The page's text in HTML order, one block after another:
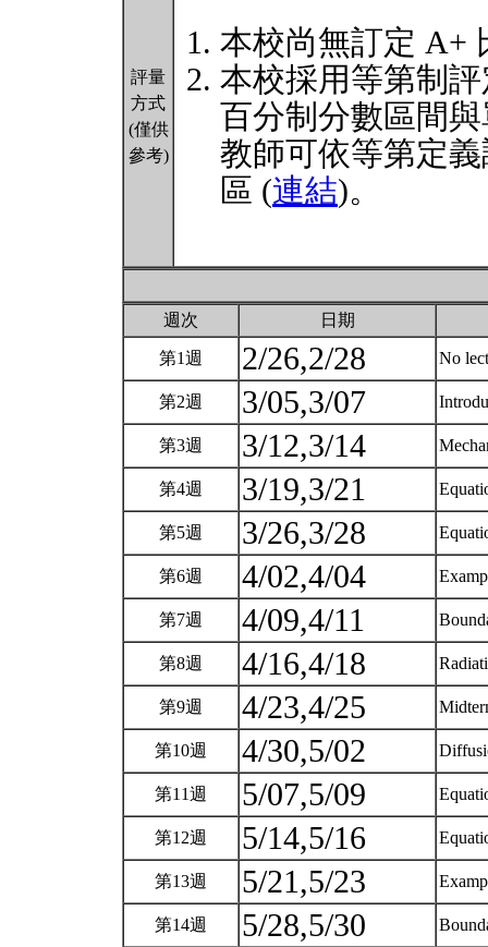
評量
方式
(僅供
參考)
本校尚無訂定 A+
本校採用等第制
百分制分數區間
教師可依等第定
區 (連結)。
週次 日期
第1週 2/26,2/28 No
第2週 3/05,3/07
第3週 3/12,3/14
第4週 3/19,3/21
第5週 3/26,3/28
第6週 4/02,4/04
第7週 4/09,4/11
第8週 4/16,4/18
第9週 4/23,4/25
第10週 4/30,5/02
第11週 5/07,5/09
第12週 5/14,5/16
第13週 5/21,5/23
第14週 5/28,5/30